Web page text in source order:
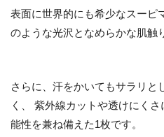
表面に世界的にも希少なスーピ
のような光沢となめらかな肌触
さらに、汗をかいてもサラリと
く、 紫外線カットや透けにく
能性を兼ね備えた1枚です。